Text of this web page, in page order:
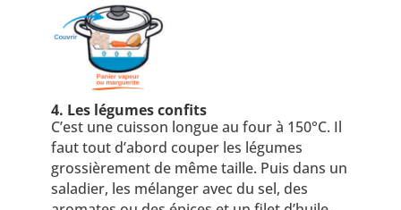
4. Les légumes confits
C’est une cuisson longue au four à 150°C. Il
faut tout d’abord couper les légumes
grossièrement de même taille. Puis dans un
saladier, les mélanger avec du sel, des